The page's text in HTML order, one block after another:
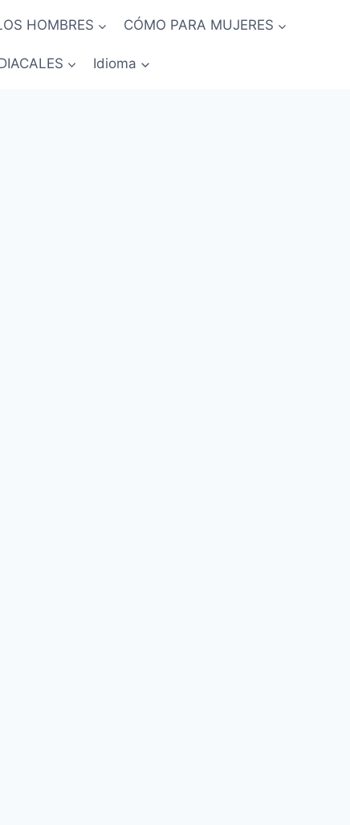
HOMBRES CÓMO PARA MUJERES
Idioma